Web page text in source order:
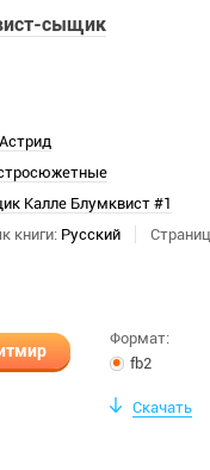
сыщик
Калле Блумквист #1
книги: Русский
Формат:
fb2
Скачать